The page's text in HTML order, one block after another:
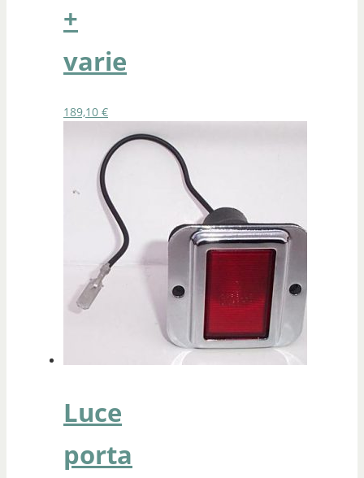
+
varie
189,10 €
Luce
porta